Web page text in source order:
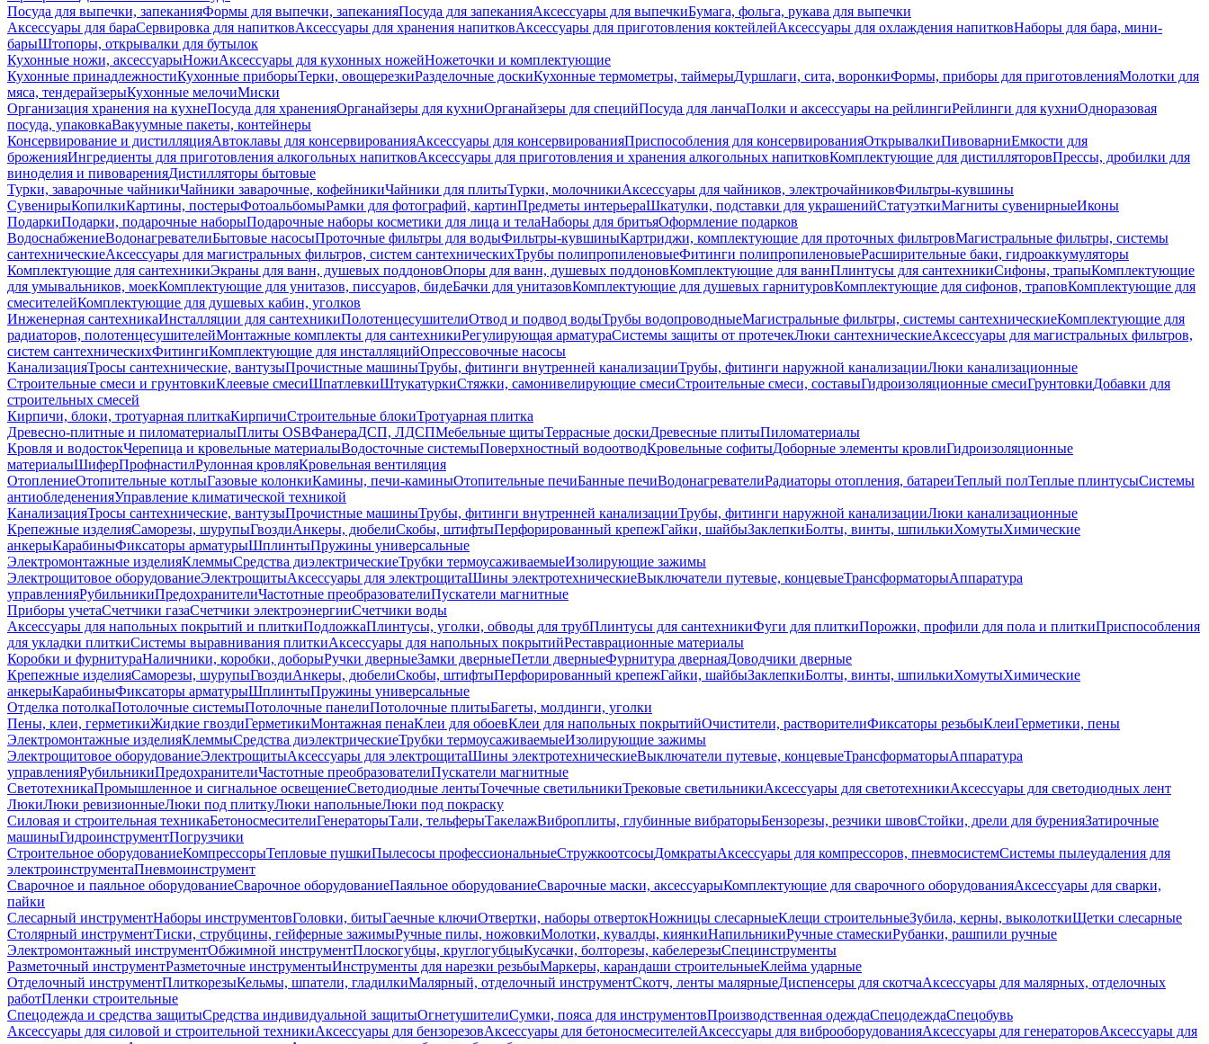
Посуда для выпечки, запеканияФормы для выпечки, запеканияПосуда для запеканияАксессуары для выпечкиБумага, фольга, рукава для выпечки
Аксессуары для бараСервировка для напитковАксессуары для хранения напитковАксессуары для приготовления коктейлейАксессуары для охлаждения напитковНаборы для бара, мини-
барыШтопоры, открывалки для бутылок
Кухонные ножи, аксессуарыНожиАксессуары для кухонных ножейНожеточки и комплектующие
Кухонные принадлежностиКухонные приборыТерки, овощерезкиРазделочные доскиКухонные термометры, таймерыДуршлаги, сита, воронкиФормы, приборы для приготовленияМолотки для
мяса, тендерайзерыКухонные мелочиМиски
Организация хранения на кухнеПосуда для храненияОрганайзеры для кухниОрганайзеры для специйПосуда для ланчаПолки и аксессуары на рейлингиРейлинги для кухниОдноразовая
посуда, упаковкаВакуумные пакеты, контейнеры
Консервирование и дистилляцияАвтоклавы для консервированияАксессуары для консервированияПриспособления для консервированияОткрывалкиПивоварниЕмкости для
броженияИнгредиенты для приготовления алкогольных напитковАксессуары для приготовления и хранения алкогольных напитковКомплектующие для дистилляторовПрессы, дробилки для
виноделия и пивоваренияДистилляторы бытовые
Турки, заварочные чайникиЧайники заварочные, кофейникиЧайники для плитыТурки, молочникиАксессуары для чайников, электрочайниковФильтры-кувшины
СувенирыКопилкиКартины, постерыФотоальбомыРамки для фотографий, картинПредметы интерьераШкатулки, подставки для украшенийСтатуэткиМагниты сувенирныеИконы
ПодаркиПодарки, подарочные наборыПодарочные наборы косметики для лица и телаНаборы для бритьяОформление подарков
ВодоснабжениеВодонагревателиБытовые насосыПроточные фильтры для водыФильтры-кувшиныКартриджи, комплектующие для проточных фильтровМагистральные фильтры, системы
сантехническиеАксессуары для магистральных фильтров, систем сантехническихТрубы полипропиленовыеФитинги полипропиленовыеРасширительные баки, гидроаккумуляторы
Комплектующие для сантехникиЭкраны для ванн, душевых поддоновОпоры для ванн, душевых поддоновКомплектующие для ваннПлинтусы для сантехникиСифоны, трапыКомплектующие
для умывальников, моекКомплектующие для унитазов, писсуаров, бидеБачки для унитазовКомплектующие для душевых гарнитуровКомплектующие для сифонов, траповКомплектующие для
смесителейКомплектующие для душевых кабин, уголков
Инженерная сантехникаИнсталляции для сантехникиПолотенцесушителиОтвод и подвод водыТрубы водопроводныеМагистральные фильтры, системы сантехническиеКомплектующие для
радиаторов, полотенцесушителейМонтажные комплекты для сантехникиРегулирующая арматураСистемы защиты от протечекЛюки сантехническиеАксессуары для магистральных фильтров,
систем сантехническихФитингиКомплектующие для инсталляцийОпрессовочные насосы
КанализацияТросы сантехнические, вантузыПрочистные машиныТрубы, фитинги внутренней канализацииТрубы, фитинги наружной канализацииЛюки канализационные
Строительные смеси и грунтовкиКлеевые смесиШпатлевкиШтукатуркиСтяжки, самонивелирующие смесиСтроительные смеси, составыГидроизоляционные смесиГрунтовкиДобавки для
строительных смесей
Кирпичи, блоки, тротуарная плиткаКирпичиСтроительные блокиТротуарная плитка
Древесно-плитные и пиломатериалыПлиты OSBФанераДСП, ЛДСПМебельные щитыТеррасные доскиДревесные плитыПиломатериалы
Кровля и водостокЧерепица и кровельные материалыВодосточные системыПоверхностный водоотводКровельные софитыДоборные элементы кровлиГидроизоляционные
материалыШиферПрофнастилРулонная кровляКровельная вентиляция
ОтоплениеОтопительные котлыГазовые колонкиКамины, печи-каминыОтопительные печиБанные печиВодонагревателиРадиаторы отопления, батареиТеплый полТеплые плинтусыСистемы
антиобледененияУправление климатической техникой
КанализацияТросы сантехнические, вантузыПрочистные машиныТрубы, фитинги внутренней канализацииТрубы, фитинги наружной канализацииЛюки канализационные
Крепежные изделияСаморезы, шурупыГвоздиАнкеры, дюбелиСкобы, штифтыПерфорированный крепежГайки, шайбыЗаклепкиБолты, винты, шпилькиХомутыХимические
анкерыКарабиныФиксаторы арматурыШплинтыПружины универсальные
Электромонтажные изделияКлеммыСредства диэлектрическиеТрубки термоусаживаемыеИзолирующие зажимы
Электрощитовое оборудованиеЭлектрощитыАксессуары для электрощитаШины электротехническиеВыключатели путевые, концевыеТрансформаторыАппаратура
управленияРубильникиПредохранителиЧастотные преобразователиПускатели магнитные
Приборы учетаСчетчики газаСчетчики электроэнергииСчетчики воды
Аксессуары для напольных покрытий и плиткиПодложкаПлинтусы, уголки, обводы для трубПлинтусы для сантехникиФуги для плиткиПорожки, профили для пола и плиткиПриспособления
для укладки плиткиСистемы выравнивания плиткиАксессуары для напольных покрытийРеставрационные материалы
Коробки и фурнитураНаличники, коробки, доборыРучки дверныеЗамки дверныеПетли дверныеФурнитура двернаяДоводчики дверные
Крепежные изделияСаморезы, шурупыГвоздиАнкеры, дюбелиСкобы, штифтыПерфорированный крепежГайки, шайбыЗаклепкиБолты, винты, шпилькиХомутыХимические
анкерыКарабиныФиксаторы арматурыШплинтыПружины универсальные
Отделка потолкаПотолочные системыПотолочные панелиПотолочные плитыБагеты, молдинги, уголки
Пены, клеи, герметикиЖидкие гвоздиГерметикиМонтажная пенаКлеи для обоевКлеи для напольных покрытийОчистители, растворителиФиксаторы резьбыКлеиГерметики, пены
Электромонтажные изделияКлеммыСредства диэлектрическиеТрубки термоусаживаемыеИзолирующие зажимы
Электрощитовое оборудованиеЭлектрощитыАксессуары для электрощитаШины электротехническиеВыключатели путевые, концевыеТрансформаторыАппаратура
управленияРубильникиПредохранителиЧастотные преобразователиПускатели магнитные
СветотехникаПромышленное и сигнальное освещениеСветодиодные лентыТочечные светильникиТрековые светильникиАксессуары для светотехникиАксессуары для светодиодных лент
ЛюкиЛюки ревизионныеЛюки под плиткуЛюки напольныеЛюки под покраску
Силовая и строительная техникаБетоносмесителиГенераторыТали, тельферыТакелажВиброплиты, глубинные вибраторыБензорезы, резчики швовСтойки, дрели для буренияЗатирочные
машиныГидроинструментПогрузчики
Строительное оборудованиеКомпрессорыТепловые пушкиПылесосы профессиональныеСтружкоотсосыДомкратыАксессуары для компрессоров, пневмосистемСистемы пылеудаления для
электроинструментаПневмоинструмент
Сварочное и паяльное оборудованиеСварочное оборудованиеПаяльное оборудованиеСварочные маски, аксессуарыКомплектующие для сварочного оборудованияАксессуары для сварки,
пайки
Слесарный инструментНаборы инструментовГоловки, битыГаечные ключиОтвертки, наборы отвертокНожницы слесарныеКлещи строительныеЗубила, керны, выколоткиЩетки слесарные
Столярный инструментТиски, струбцины, гейферные зажимыРучные пилы, ножовкиМолотки, кувалды, киянкиНапильникиРучные стамескиРубанки, рашпили ручные
Электромонтажный инструментОбжимной инструментПлоскогубцы, круглогубцыКусачки, болторезы, кабелерезыСпецинструменты
Разметочный инструментРазметочные инструментыИнструменты для нарезки резьбыМаркеры, карандаши строительныеКлейма ударные
Отделочный инструментПлиткорезыКельмы, шпатели, гладилкиМалярный, отделочный инструментСкотч, ленты малярныеДиспенсеры для скотчаАксессуары для малярных, отделочных
работПленки строительные
Спецодежда и средства защитыСредства индивидуальной защитыОгнетушителиСумки, пояса для инструментовПроизводственная одеждаСпецодеждаСпецобувь
Аксессуары для силовой и строительной техникиАксессуары для бензорезовАксессуары для бетоносмесителейАксессуары для виброоборудованияАксессуары для генераторовАксессуары для